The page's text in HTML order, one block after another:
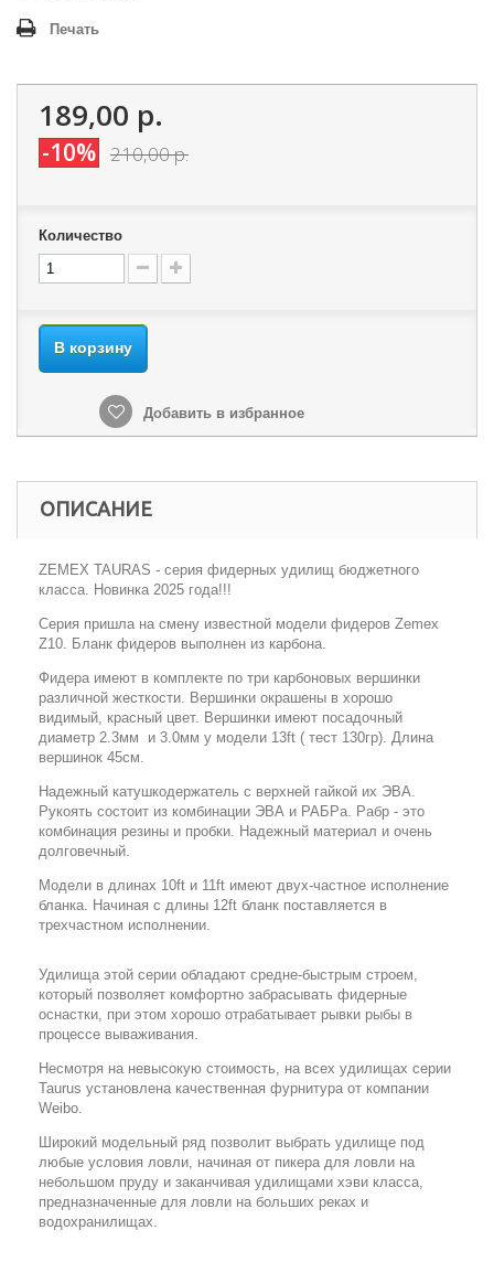
Печать
189,00 р.
-10% 210,00 р.
Количество
В корзину
Добавить в избранное
ОПИСАНИЕ
ZEMEX TAURAS - серия фидерных удилищ бюджетного
класса. Новинка 2025 года!!!
Серия пришла на смену известной модели фидеров Zemex
Z10. Бланк фидеров выполнен из карбона.
Фидера имеют в комплекте по три карбоновых вершинки
различной жесткости. Вершинки окрашены в хорошо
видимый, красный цвет. Вершинки имеют посадочный
диаметр 2.3мм и 3.0мм у модели 13ft ( тест 130гр). Длина
вершинок 45см.
Надежный катушкодержатель с верхней гайкой их ЭВА.
Рукоять состоит из комбинации ЭВА и РАБРа. Рабр - это
комбинация резины и пробки. Надежный материал и очень
долговечный.
Модели в длинах 10ft и 11ft имеют двух-частное исполнение
бланка. Начиная с длины 12ft бланк поставляется в
трехчастном исполнении.
Удилища этой серии обладают средне-быстрым строем,
который позволяет комфортно забрасывать фидерные
оснастки, при этом хорошо отрабатывает рывки рыбы в
процессе вываживания.
Несмотря на невысокую стоимость, на всех удилищах серии
Taurus установлена качественная фурнитура от компании
Weibo.
Широкий модельный ряд позволит выбрать удилище под
любые условия ловли, начиная от пикера для ловли на
небольшом пруду и заканчивая удилищами хэви класса,
предназначенные для ловли на больших реках и
водохранилищах.